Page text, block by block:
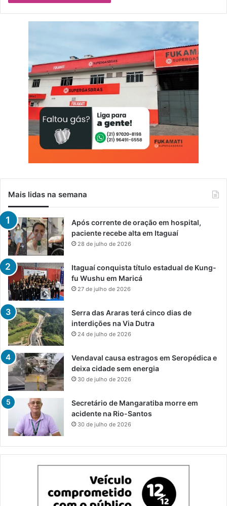
Mais lidas na semana
Após corrente de oração em hospital,
paciente recebe alta em Itaguaí
28 de julho de 2026
Itaguaí conquista título estadual de Kung-
fu Wushu em Maricá
27 de julho de 2026
Serra das Araras terá cinco dias de
interdições na Via Dutra
24 de julho de 2026
Vendaval causa estragos em Seropédica e
deixa cidade sem energia
30 de julho de 2026
Secretário de Mangaratiba morre em
acidente na Rio-Santos
30 de julho de 2026